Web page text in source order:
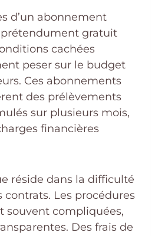
d’un abonnement
gratuit
cachées
peser sur le budget
Ces abonnements
des prélèvements
sur plusieurs mois,
financières
réside dans la difficulté
contrats. Les procédures
souvent compliquées,
Des frais de